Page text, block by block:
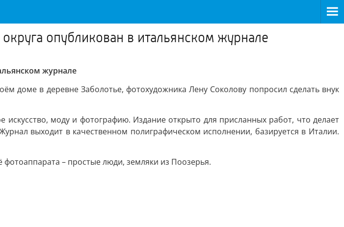
опубликован в итальянском журнале
журнале
доме в деревне Заболотье, фотохудожника Лену Соколову попросил сделать внук
моду и фотографию. Издание открыто для присланных работ, что делает
выходит в качественном полиграфическом исполнении, базируется в Италии.
– простые люди, земляки из Поозерья.